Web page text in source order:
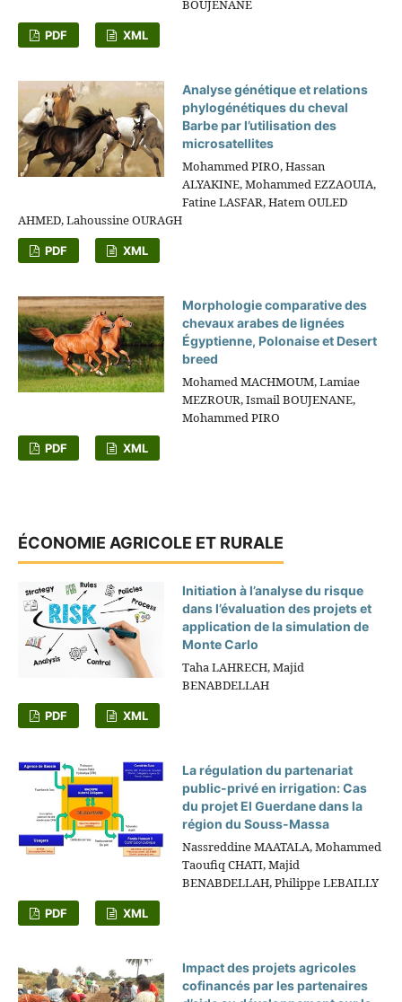
BOUJENANE
PDF XML
Analyse génétique et relations
phylogénétiques du cheval
Barbe par l’utilisation des
microsatellites
Mohammed PIRO, Hassan
ALYAKINE, Mohammed EZZAOUIA,
Fatine LASFAR, Hatem OULED
AHMED, Lahoussine OURAGH
PDF XML
Morphologie comparative des
chevaux arabes de lignées
Égyptienne, Polonaise et Desert
breed
Mohamed MACHMOUM, Lamiae
MEZROUR, Ismail BOUJENANE,
Mohammed PIRO
PDF XML
ÉCONOMIE AGRICOLE ET RURALE
Initiation à l’analyse du risque
dans l’évaluation des projets et
application de la simulation de
Monte Carlo
Taha LAHRECH, Majid
BENABDELLAH
PDF XML
La régulation du partenariat
public-privé en irrigation: Cas
du projet El Guerdane dans la
région du Souss-Massa
Nassreddine MAATALA, Mohammed
Taoufiq CHATI, Majid
BENABDELLAH, Philippe LEBAILLY
PDF XML
Impact des projets agricoles
cofinancés par les partenaires